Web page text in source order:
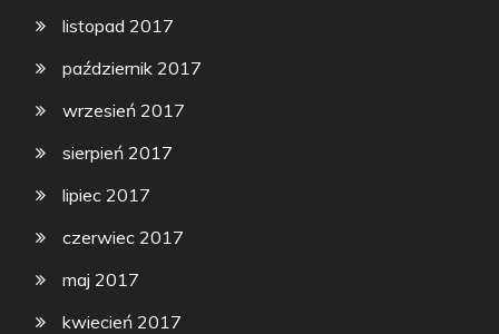
listopad 2017
październik 2017
wrzesień 2017
sierpień 2017
lipiec 2017
czerwiec 2017
maj 2017
kwiecień 2017